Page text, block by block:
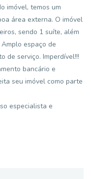
imóvel, temos um
área externa. O imóvel
sendo 1 suíte, além
espaço de
de serviço. Imperdível!!!
bancário e
seu imóvel como parte
especialista e